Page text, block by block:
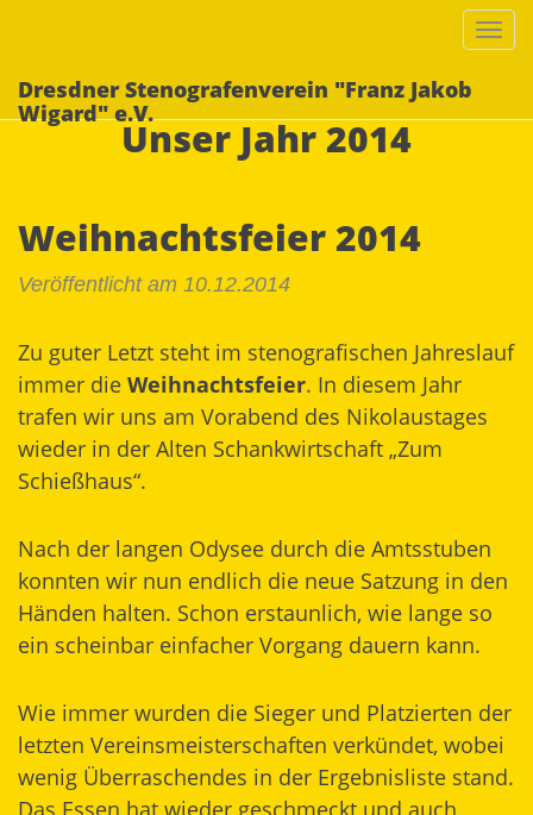
Dresdner Stenografenverein "Franz Jakob
Wigard" e.V.
Unser Jahr 2014
Weihnachtsfeier 2014
Veröffentlicht am 10.12.2014
Zu guter Letzt steht im stenografischen Jahreslauf
immer die Weihnachtsfeier. In diesem Jahr
trafen wir uns am Vorabend des Nikolaustages
wieder in der Alten Schankwirtschaft „Zum
Schießhaus“.
Nach der langen Odysee durch die Amtsstuben
konnten wir nun endlich die neue Satzung in den
Händen halten. Schon erstaunlich, wie lange so
ein scheinbar einfacher Vorgang dauern kann.
Wie immer wurden die Sieger und Platzierten der
letzten Vereinsmeisterschaften verkündet, wobei
wenig Überraschendes in der Ergebnisliste stand.
Das Essen hat wieder geschmeckt und auch